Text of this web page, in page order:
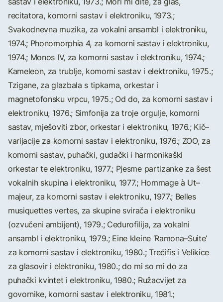
recitatora, komorni sastav i elektroniku, 1973.;
Svakodnevna muzika, za vokalni ansambl i elektroniku,
1974.; Phonomorphia 4, za komorni sastav i elektroniku,
1974.; Monos IV, za komorni sastav i elektroniku, 1974.;
Kameleon, za trublje, komorni sastav i elektroniku, 1975.;
Tzigane, za glazbala s tipkama, orkestar i
magnetofonsku vrpcu, 1975.; Od do, za komorni sastav i
elektroniku, 1976.; Simfonija za troje orgulje, komorni
sastav, mješoviti zbor, orkestar i elektroniku, 1976.; Kič–
varijacije za komorni sastav i elektroniku, 1976.; ZOO, za
komorni sastav, puhački, gudački i harmonikaški
orkestar te elektroniku, 1977.; Pjesme partizanke za šest
vokalnih skupina i elektroniku, 1977.; Hommage à Ut–
majeur, za komorni sastav i elektroniku, 1977.; Belles
musiquettes vertes, za skupine svirača i elektroniku
(ozvučeni ambijent), 1979.; Cedurofilija, za vokalni
ansambl i elektroniku, 1979.; Eine kleine ‘Ramona–Suite’
za komorni sastav i elektroniku, 1980.; Trećifis i Velikice
za glasovir i elektroniku, 1980.; do mi so mi do za
puhački kvintet i elektroniku, 1980.; Ružacvijet za
govornike, komorni sastav i elektroniku, 1981.;